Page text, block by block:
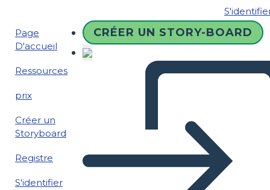
Page
D'accueil
Ressources
prix
Créer un
Storyboard
Registre
S'identifier
CRÉER UN STORY-BOARD